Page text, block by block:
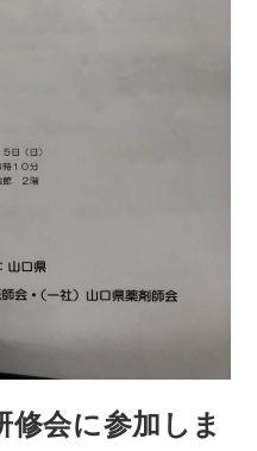
修会に参加しま